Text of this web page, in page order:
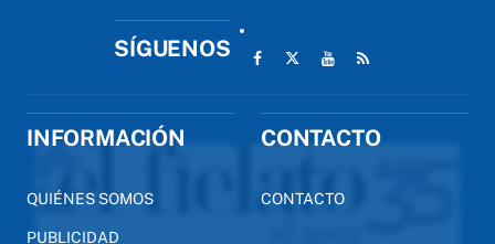
SÍGUENOS
INFORMACIÓN
QUIÉNES SOMOS
PUBLICIDAD
CONTACTO
CONTACTO